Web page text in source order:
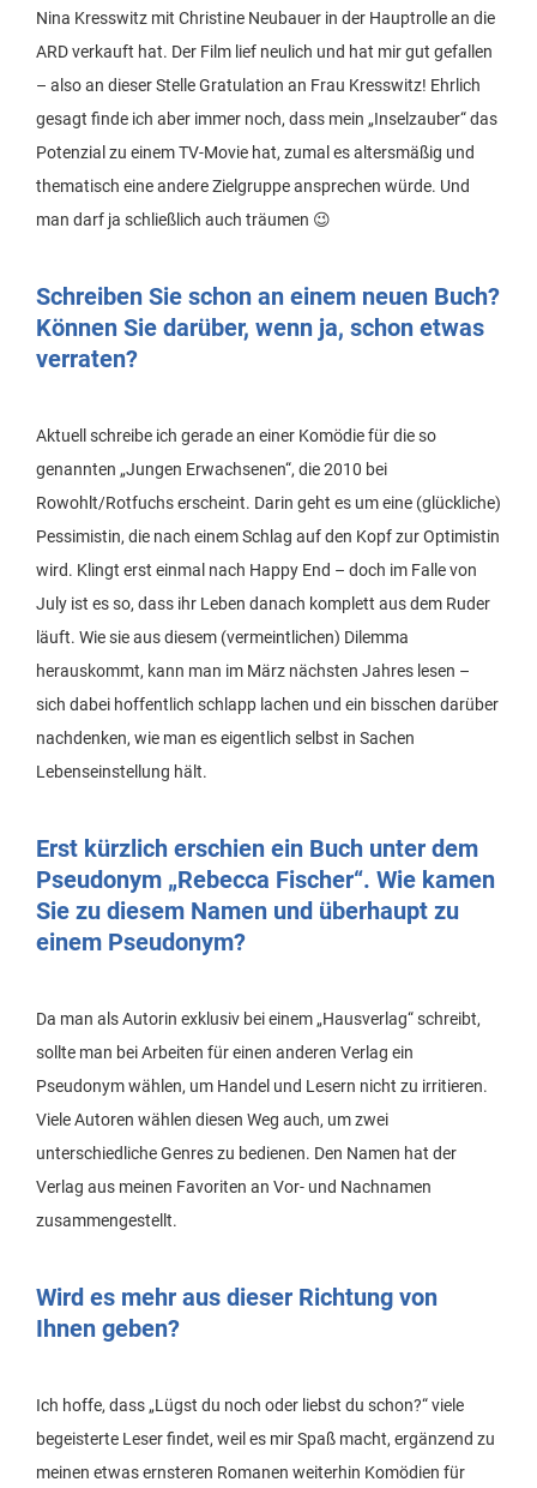
Nina Kresswitz mit Christine Neubauer in der Hauptrolle an die
ARD verkauft hat. Der Film lief neulich und hat mir gut gefallen
– also an dieser Stelle Gratulation an Frau Kresswitz! Ehrlich
gesagt finde ich aber immer noch, dass mein „Inselzauber“ das
Potenzial zu einem TV-Movie hat, zumal es altersmäßig und
thematisch eine andere Zielgruppe ansprechen würde. Und
man darf ja schließlich auch träumen 😉
Schreiben Sie schon an einem neuen Buch?
Können Sie darüber, wenn ja, schon etwas
verraten?
Aktuell schreibe ich gerade an einer Komödie für die so
genannten „Jungen Erwachsenen“, die 2010 bei
Rowohlt/Rotfuchs erscheint. Darin geht es um eine (glückliche)
Pessimistin, die nach einem Schlag auf den Kopf zur Optimistin
wird. Klingt erst einmal nach Happy End – doch im Falle von
July ist es so, dass ihr Leben danach komplett aus dem Ruder
läuft. Wie sie aus diesem (vermeintlichen) Dilemma
herauskommt, kann man im März nächsten Jahres lesen –
sich dabei hoffentlich schlapp lachen und ein bisschen darüber
nachdenken, wie man es eigentlich selbst in Sachen
Lebenseinstellung hält.
Erst kürzlich erschien ein Buch unter dem
Pseudonym „Rebecca Fischer“. Wie kamen
Sie zu diesem Namen und überhaupt zu
einem Pseudonym?
Da man als Autorin exklusiv bei einem „Hausverlag“ schreibt,
sollte man bei Arbeiten für einen anderen Verlag ein
Pseudonym wählen, um Handel und Lesern nicht zu irritieren.
Viele Autoren wählen diesen Weg auch, um zwei
unterschiedliche Genres zu bedienen. Den Namen hat der
Verlag aus meinen Favoriten an Vor- und Nachnamen
zusammengestellt.
Wird es mehr aus dieser Richtung von
Ihnen geben?
Ich hoffe, dass „Lügst du noch oder liebst du schon?“ viele
begeisterte Leser findet, weil es mir Spaß macht, ergänzend zu
meinen etwas ernsteren Romanen weiterhin Komödien für